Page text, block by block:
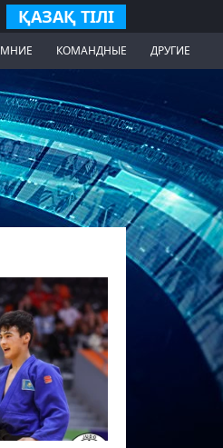
ҚАЗАҚ ТІЛІ
КОМАНДНЫЕ ДРУГИЕ